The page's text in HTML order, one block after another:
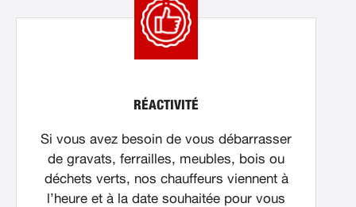
RÉACTIVITÉ
Si vous avez besoin de vous débarrasser
de gravats, ferrailles, meubles, bois ou
déchets verts, nos chauffeurs viennent à
l’heure et à la date souhaitée pour vous